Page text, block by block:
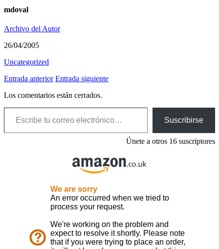
mdoval
Archivo del Autor
26/04/2005
Uncategorized
Entrada anterior Entrada siguiente
Los comentarios están cerrados.
Escribe tu correo electrónico…
Suscribirse
Únete a otros 16 suscriptores